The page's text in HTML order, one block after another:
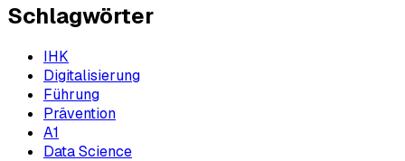
Schlagwörter
IHK
Digitalisierung
Führung
Prävention
A1
Data Science